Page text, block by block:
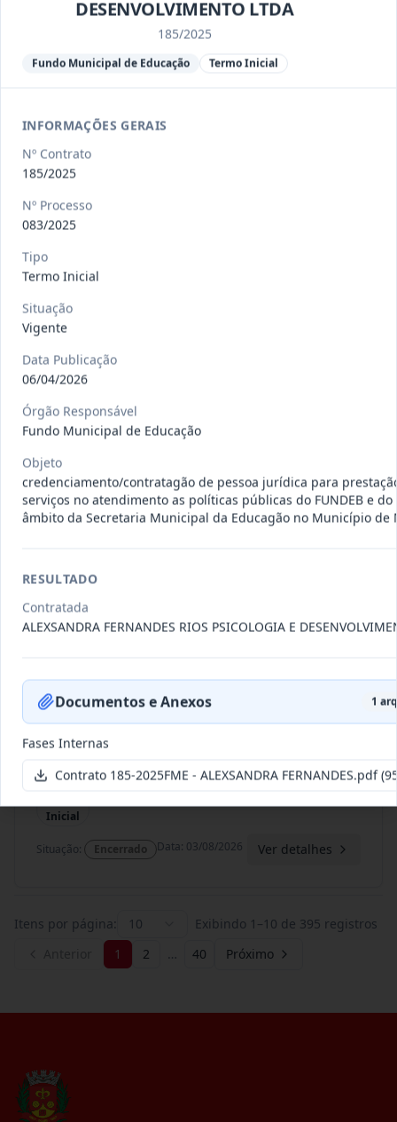
Inicial
Situação:
012-
2023
Termo
Situação
011-
2023
Inicial
Contratação de empresa especializada
na realização de evento
Situação: Encerrado Data: 04/08/2026 Ver detalhes
010-
2023
Termo
Constitui o objeto do presente
Ver detalhes
2023
Inicial
prestação de serviços de...
Situação: Encerrado Data: 03/08/2026 Ver detalhes
Itens por página: 10 Exibindo 1 –10 de 395 registros
1 2 … 40 Próximo
DESENVOLVIMENTO LTDA
185/2025
Fundo Municipal de Educação Termo Inicial
INFORMAÇÕES GERAIS
Nº Contrato
185/2025
Nº Processo
083/2025
Tipo
Termo Inicial
Situação
Vigente
Data Publicação
06/04/2026
Órgão Responsável
Fundo Municipal de Educação
Objeto
credenciamento/contratagão de pessoa jurídica para
serviços no atendimento as políticas públicas do FUNDEB e do
âmbito da Secretaria Municipal da Educagão no Município de
RESULTADO
Contratada
ALEXSANDRA FERNANDES RIOS PSICOLOGIA E
Documentos e Anexos 1
Fases Internas
Contrato 185-2025FME - ALEXSANDRA FERNANDES.pdf